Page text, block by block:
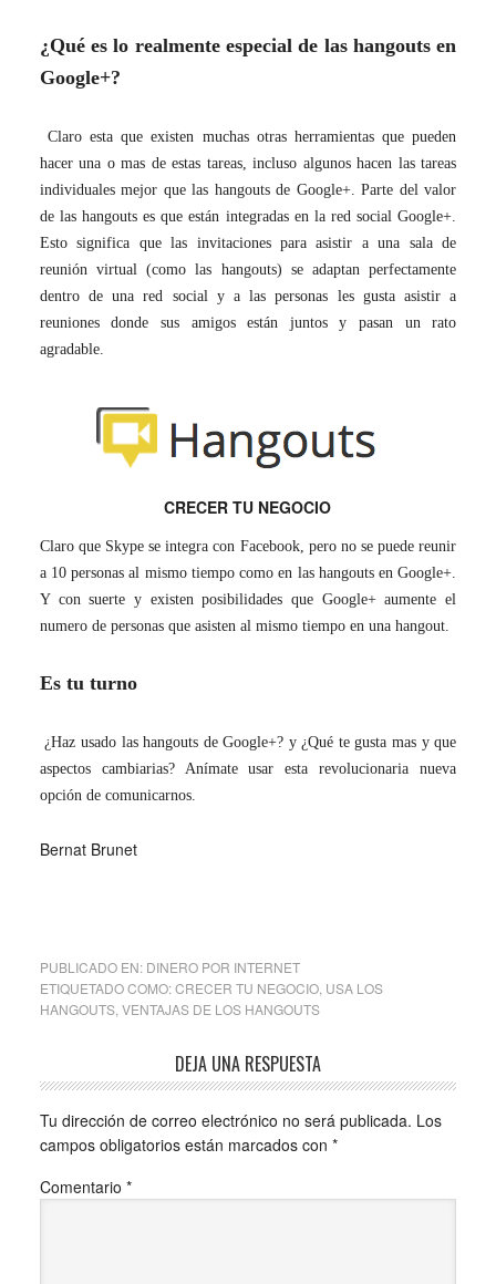
¿Qué es lo realmente especial de las hangouts en
Google+?
Claro esta que existen muchas otras herramientas que pueden
hacer una o mas de estas tareas, incluso algunos hacen las tareas
individuales mejor que las hangouts de Google+. Parte del valor
de las hangouts es que están integradas en la red social Google+.
Esto significa que las invitaciones para asistir a una sala de
reunión virtual (como las hangouts) se adaptan perfectamente
dentro de una red social y a las personas les gusta asistir a
reuniones donde sus amigos están juntos y pasan un rato
agradable.
CRECER TU NEGOCIO
Claro que Skype se integra con Facebook, pero no se puede reunir
a 10 personas al mismo tiempo como en las hangouts en Google+.
Y con suerte y existen posibilidades que Google+ aumente el
numero de personas que asisten al mismo tiempo en una hangout.
Es tu turno
¿Haz usado las hangouts de Google+? y ¿Qué te gusta mas y que
aspectos cambiarias? Anímate usar esta revolucionaria nueva
opción de comunicarnos.
Bernat Brunet
PUBLICADO EN: DINERO POR INTERNET
ETIQUETADO COMO:CRECER TU NEGOCIO, USA LOS
HANGOUTS, VENTAJAS DE LOS HANGOUTS
DEJA UNA RESPUESTA
Tu dirección de correo electrónico no será publicada. Los
campos obligatorios están marcados con *
Comentario *